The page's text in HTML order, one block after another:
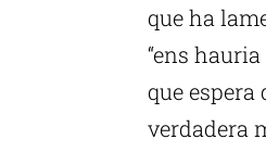
que ha
“ens
que
verdadera